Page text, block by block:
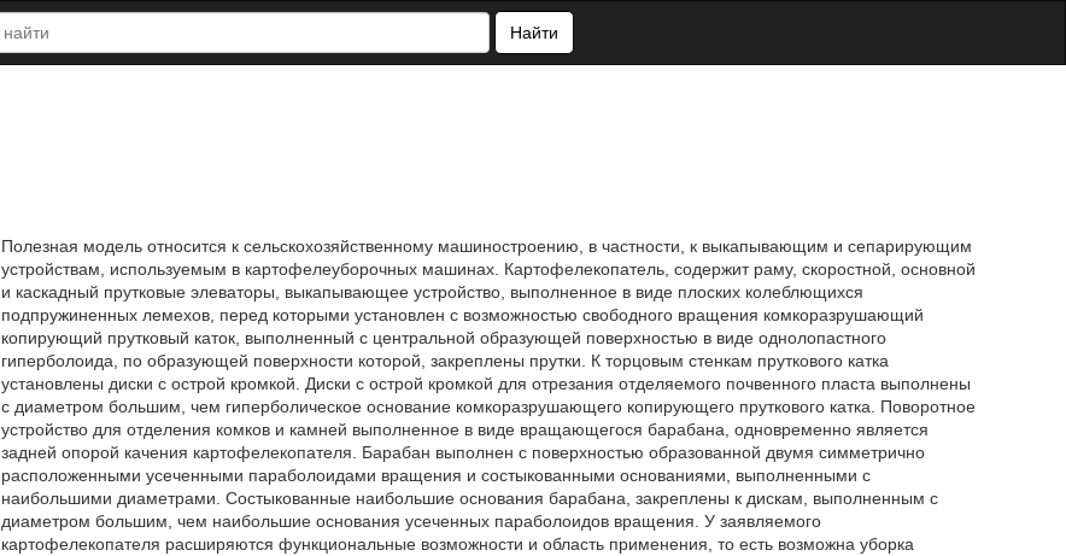
Найти
Полезная модель относится к сельскохозяйственному машиностроению, в частности, к выкапывающим и сепарирующим
устройствам, используемым в картофелеуборочных машинах. Картофелекопатель, содержит раму, скоростной, основной
и каскадный прутковые элеваторы, выкапывающее устройство, выполненное в виде плоских колеблющихся
подпружиненных лемехов, перед которыми установлен с возможностью свободного вращения комкоразрушающий
копирующий прутковый каток, выполненный с центральной образующей поверхностью в виде однолопастного
гиперболоида, по образующей поверхности которой, закреплены прутки. К торцовым стенкам пруткового катка
установлены диски с острой кромкой. Диски с острой кромкой для отрезания отделяемого почвенного пласта выполнены
с диаметром большим, чем гиперболическое основание комкоразрушающего копирующего пруткового катка. Поворотное
устройство для отделения комков и камней выполненное в виде вращающегося барабана, одновременно является
задней опорой качения картофелекопателя. Барабан выполнен с поверхностью образованной двумя симметрично
расположенными усеченными параболоидами вращения и состыкованными основаниями, выполненными с
наибольшими диаметрами. Состыкованные наибольшие основания барабана, закреплены к дискам, выполненным с
диаметром большим, чем наибольшие основания усеченных параболоидов вращения. У заявляемого
картофелекопателя расширяются функциональные возможности и область применения, то есть возможна уборка